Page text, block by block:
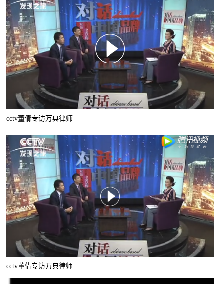
cctv董倩专访万典律师
cctv董倩专访万典律师